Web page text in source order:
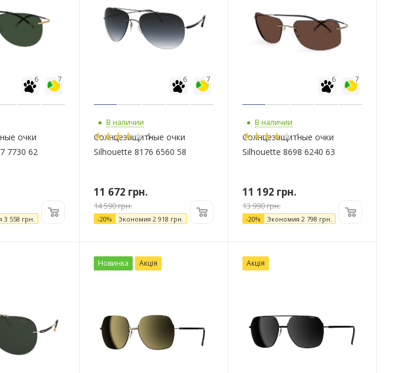
7
6
очки
7730 62
3 558 грн.
7
6
В наличии
5
Солнцезащитные очки
Silhouette 8176 6560 58
11 672 грн.
14 590грн.
-20% Экономия 2 918 грн.
7
6
В наличии
1
Солнцезащитные очки
Silhouette 8698 6240 63
11 192 грн.
13 990грн.
-20% Экономия 2 798 грн.
Новинка Акція Акція